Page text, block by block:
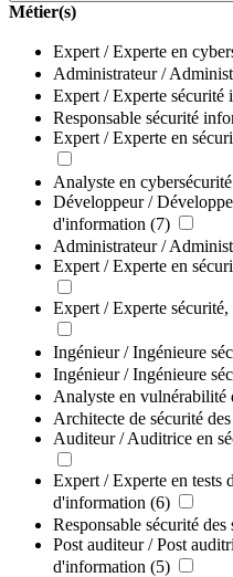
Métier(s)
Expert / Experte en
Administrateur /
Expert / Experte sécurité
Responsable sécurité
Expert / Experte en
Analyste en cybersécurité
Développeur /
d'information (7)
Administrateur /
Expert / Experte en
Expert / Experte
Ingénieur / Ingénieure
Ingénieur / Ingénieure
Analyste en vulnérabilité
Architecte de sécurité
Auditeur / Auditrice en
Expert / Experte en tests
d'information (6)
Responsable sécurité
Post auditeur / Post
d'information (5)